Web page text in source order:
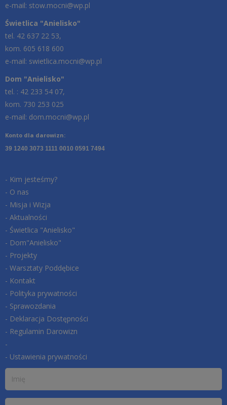
e-mail: stow.mocni@wp.pl
Świetlica "Anielisko"
tel. 42 637 22 53,
kom. 605 618 600
e-mail: swietlica.mocni@wp.pl
Dom "Anielisko"
tel. : 42 233 54 07,
kom. 730 253 025
e-mail: dom.mocni@wp.pl
Konto dla darowizn:
39 1240 3073 1111 0010 0591 7494
- Kim jesteśmy?
- O nas
- Misja i Wizja
- Aktualności
- Świetlica "Anielisko"
- Dom"Anielisko"
- Projekty
- Warsztaty Poddębice
- Kontakt
- Polityka prywatności
- Sprawozdania
- Deklaracja Dostępności
- Regulamin Darowizn
-
- Ustawienia prywatności